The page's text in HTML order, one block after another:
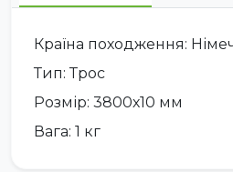
Країна походження:
Тип: Трос
Розмір: 3800х10 мм
Вага: 1 кг